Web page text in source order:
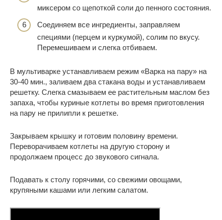
миксером со щепоткой соли до пенного состояния.
Соединяем все ингредиенты, заправляем
специями (перцем и куркумой), солим по вкусу.
Перемешиваем и слегка отбиваем.
В мультиварке устанавливаем режим «Варка на пару» на
30-40 мин., заливаем два стакана воды и устанавливаем
решетку. Слегка смазываем ее растительным маслом без
запаха, чтобы куриные котлеты во время приготовления
на пару не прилипли к решетке.
Закрываем крышку и готовим половину времени.
Переворачиваем котлеты на другую сторону и
продолжаем процесс до звукового сигнала.
Подавать к столу горячими, со свежими овощами,
крупяными кашами или легким салатом.